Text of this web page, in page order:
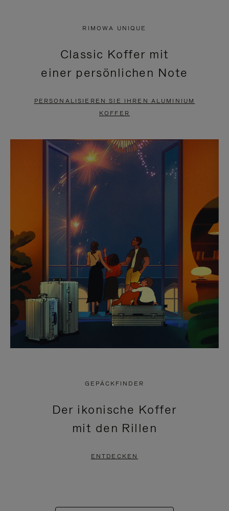
PAUSIERT,
BITTE
DRÜCKEN
ANZUHALTEN
KLICKEN
SIE
ZUM
AUFHEBEN
STUMMSCHALTUNG
RIMOWA UNIQUE
Classic Koffer mit
einer persönlichen Note
PERSONALISIEREN SIE IHREN ALUMINIUM
KOFFER
GEPÄCKFINDER
Der ikonische Koffer
mit den Rillen
ENTDECKEN